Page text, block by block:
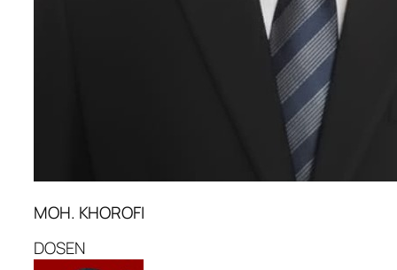
MOH. KHOROFI
DOSEN